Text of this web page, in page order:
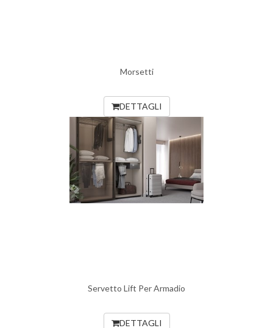
Morsetti
DETTAGLI
Servetto Lift Per Armadio
DETTAGLI